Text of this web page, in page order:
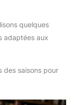
quelques
adaptées aux
des saisons pour